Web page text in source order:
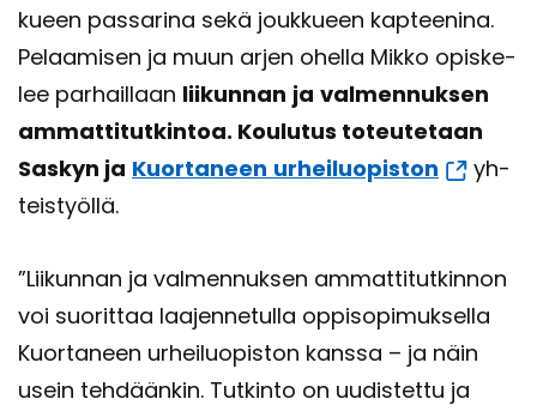
ku­een pas­sa­ri­na sekä jouk­ku­een kap­tee­ni­na.
Pe­laa­mi­sen ja muun arjen ohel­la Mikko opis­ke­
lee par­hail­laan lii­kun­nan ja val­men­nuk­sen
am­mat­ti­tut­kin­toa. Kou­lu­tus to­teu­te­taan
Sas­kyn ja Kuor­ta­neen ur­hei­luo­pis­ton
yh­
teis­työl­lä.
”Lii­kun­nan ja val­men­nuk­sen am­mat­ti­tut­kin­non
voi suo­rit­taa laa­jen­ne­tul­la op­pi­so­pi­muk­sel­la
Kuor­ta­neen ur­hei­luo­pis­ton kans­sa – ja näin
usein teh­dään­kin. Tut­kin­to on uu­dis­tet­tu ja